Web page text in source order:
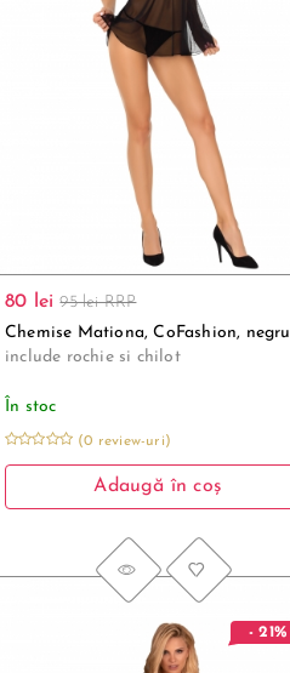
80 lei 95 lei RRP
Chemise Mationa, CoFashion, negru
include rochie si chilot
În stoc
(0 review-uri)
Adaugă în coș
- 21%